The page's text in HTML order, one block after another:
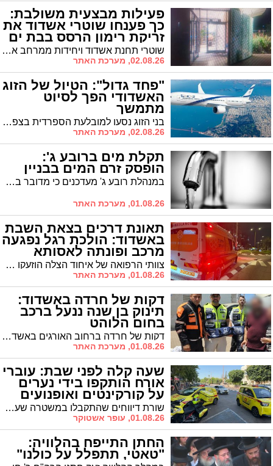
פעילות מבצעית משולבת:
כך פענחו שוטרי אשדוד את
זריקת רימון הרסס בבת ים
שוטרי תחנת אשדוד ויחידות ממרחב איילון איתרו ועצרו בלילה שבין שלישי לרביעי שלושה חשודים תושבי הדרום, זמן קצר לאחר שרימון רסס התפוצץ בלובי בניין מגורים בבת ים
02.08.26, מערכת האתר
"פחד גדול": הטיול של הזוג
האשדודי הפך לסיוט
מתמשך
בני הזוג נסעו למובלעת הספרדית בצפון אפריקה לחופשה ולביקור משפחתי אך מצאו עצמם נצורים בחדר המלון במשך יומיים וחצי לאחר שכ-60 אלף מהגרים ממרוקו פרצו את הגבול
02.08.26, מערכת האתר
תקלת מים ברובע ג':
הופסק זרם המים בבניין
במנהלת רובע ג' מעדכנים כי מדובר בתקלה פרטית וכי הטיפול בה צפוי להתבצע מחר על ידי הגורמים האחרונים
01.08.26, מערכת האתר
תאונת דרכים בצאת השבת
באשדוד: הולכת רגל נפגעה
מרכב ופונתה לאסותא
צוותי הרפואה של איחוד הצלה הוזעקו לרחוב ב.צ מילמן באשדוד בעקבות דיווח על הולכת רגל שנפגעה מרכב. צוות אמבולנס העניק לה טיפול רפואי ראשוני במקום ופינה אותה לבית החולים 'אסותא' כשמצבה מוגדר קל.
01.08.26, מערכת האתר
דקות של חרדה באשדוד:
תינוק בן שנה ננעל ברכב
בחום הלוהט
דקות של חרדה ברחוב האורגים באשדוד: תינוק רך בן שנה ננעל בשגגה ברכב לעיני הוריו המודאגים. צוות כוחות כיבוי אש שהוזעק למקום התקשה בפתיחת הדלת, אך מתנדבי ארגון "ידידים" שהגיעו ברגע האחרון השתמשו בציוד מקצועי וחילצו את הפעוט ללא פגע
01.08.26, מערכת האתר
שעה קלה לפני שבת: עוברי
אורח הותקפו בידי נערים
על קורקינטים ואופנועים
שורת דיווחים שהתקבלו במשטרה שעה קלה לפני כניסת שבת הצביעו על חשד לחבורת נערים הרוכבת על קורקינטים ואופניים שלכאורה תוקפת באקראי עוברי אורח ברובעים ב’ וה’ באשדוד ונמלטת מהמקום. המשטרה בדקה האם מדובר באותם חשודים המעורבים בכל האירועים
01.08.26, עופר אשטוקר
החתן התייפח בהלוויה:
"טאטי, תתפלל על כולנו"